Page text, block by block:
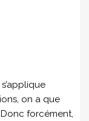
on a que
forcément,